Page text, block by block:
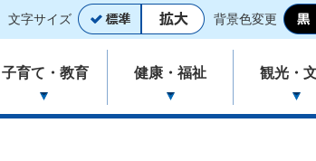
文字サイズ 背景色変更
子育て・教育 健康・福祉 観光・